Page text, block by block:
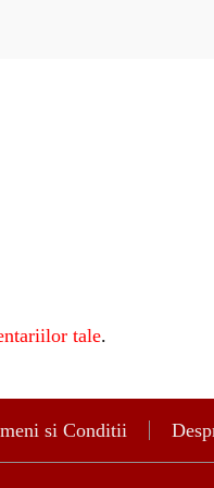
tale.
si Conditii